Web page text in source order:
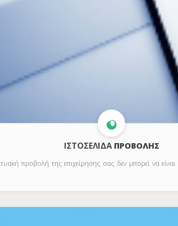
ΙΣΤΟΣΕΛΙΔΑ ΠΡΟΒΟΛΗΣ
προβολή της επιχείρησης σας δεν μπορεί να